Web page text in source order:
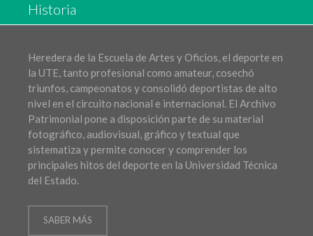
Historia
Heredera de la Escuela de Artes y Oficios, el deporte en
la UTE, tanto profesional como amateur, cosechó
triunfos, campeonatos y consolidó deportistas de alto
nivel en el circuito nacional e internacional. El Archivo
Patrimonial pone a disposición parte de su material
fotográfico, audiovisual, gráfico y textual que
sistematiza y permite conocer y comprender los
principales hitos del deporte en la Universidad Técnica
del Estado.
SABER MÁS